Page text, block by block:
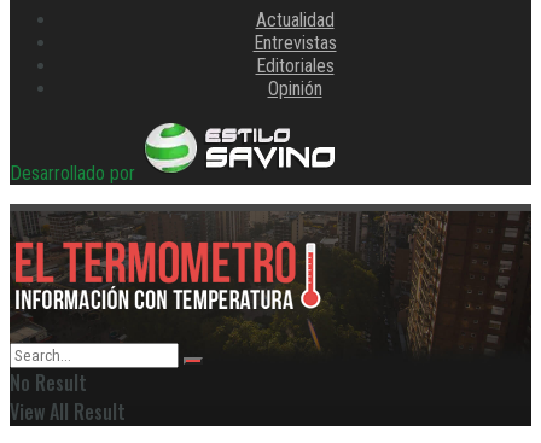
Actualidad
Entrevistas
Editoriales
Opinión
Desarrollado por
No Result
View All Result